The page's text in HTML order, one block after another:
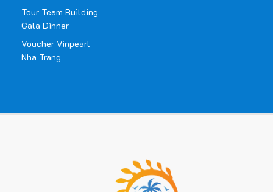
Tour Team Building
Gala Dinner
Voucher Vinpearl
Nha Trang